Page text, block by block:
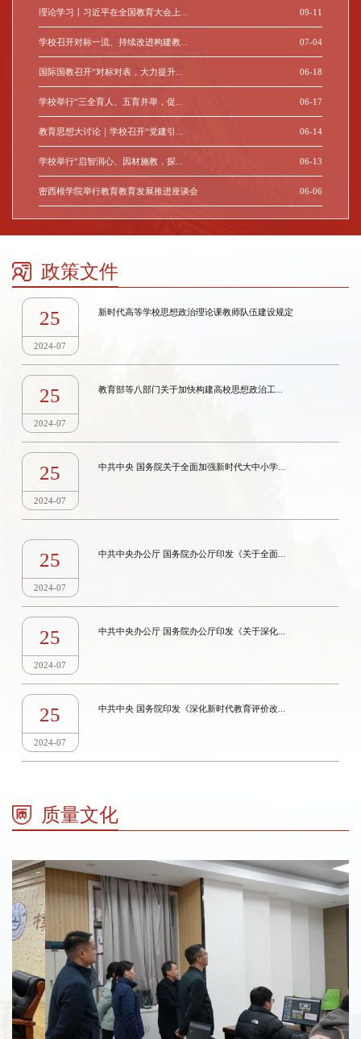
理论学习丨习近平在全国教育大会上... 09-11
学校召开对标一流、持续改进构建教... 07-04
国际国教召开“对标对表，大力提升... 06-18
学校举行“三全育人、五育并举，促... 06-17
教育思想大讨论｜学校召开“党建引... 06-14
学校举行“启智润心、因材施教，探... 06-13
密西根学院举行教育教育发展推进座谈会 06-06
政策文件
25
2024-07
新时代高等学校思想政治理论课教师队伍建设规定
25
2024-07
教育部等八部门关于加快构建高校思想政治工...
25
2024-07
中共中央 国务院关于全面加强新时代大中小学...
25
2024-07
中共中央办公厅 国务院办公厅印发《关于全面...
25
2024-07
中共中央办公厅 国务院办公厅印发《关于深化...
25
2024-07
中共中央 国务院印发《深化新时代教育评价改...
质量文化